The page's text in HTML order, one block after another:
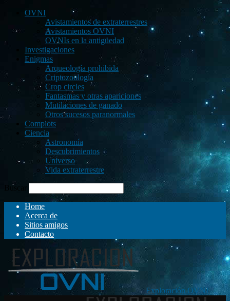
OVNI
Avistamientos de extraterrestres
Avistamientos OVNI
OVNIs en la antigüedad
Investigaciones
Enigmas
Arqueología prohibida
Criptozoología
Crop circles
Fantasmas y otras apariciones
Mutilaciones de ganado
Otros sucesos paranormales
Complots
Ciencia
Astronomía
Descubrimientos
Universo
Vida extraterrestre
Buscar
Home
Acerca de
Sitios amigos
Contacto
Exploración OVNI